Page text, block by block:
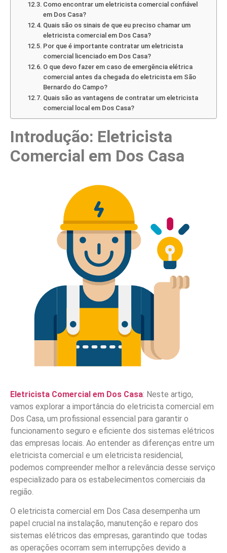
Como encontrar um eletricista comercial confiável
em Dos Casa?
Quais são os sinais de que eu preciso chamar um
eletricista comercial em Dos Casa?
Por que é importante contratar um eletricista
comercial licenciado em Dos Casa?
O que devo fazer em caso de emergência elétrica
comercial antes da chegada do eletricista em São
Bernardo do Campo?
Quais são as vantagens de contratar um eletricista
comercial local em Dos Casa?
Introdução: Eletricista
Comercial em Dos Casa
Eletricista Comercial em Dos Casa: Neste artigo,
vamos explorar a importância do eletricista comercial em
Dos Casa, um profissional essencial para garantir o
funcionamento seguro e eficiente dos sistemas elétricos
das empresas locais. Ao entender as diferenças entre um
eletricista comercial e um eletricista residencial,
podemos compreender melhor a relevância desse serviço
especializado para os estabelecimentos comerciais da
região.
O eletricista comercial em Dos Casa desempenha um
papel crucial na instalação, manutenção e reparo dos
sistemas elétricos das empresas, garantindo que todas
as operações ocorram sem interrupções devido a